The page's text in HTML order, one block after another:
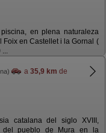
en plena naturaleza
en Castellet i la Gornal (
...
a 35,9 km de
catalana del siglo XVIII,
pueblo de Mura en la